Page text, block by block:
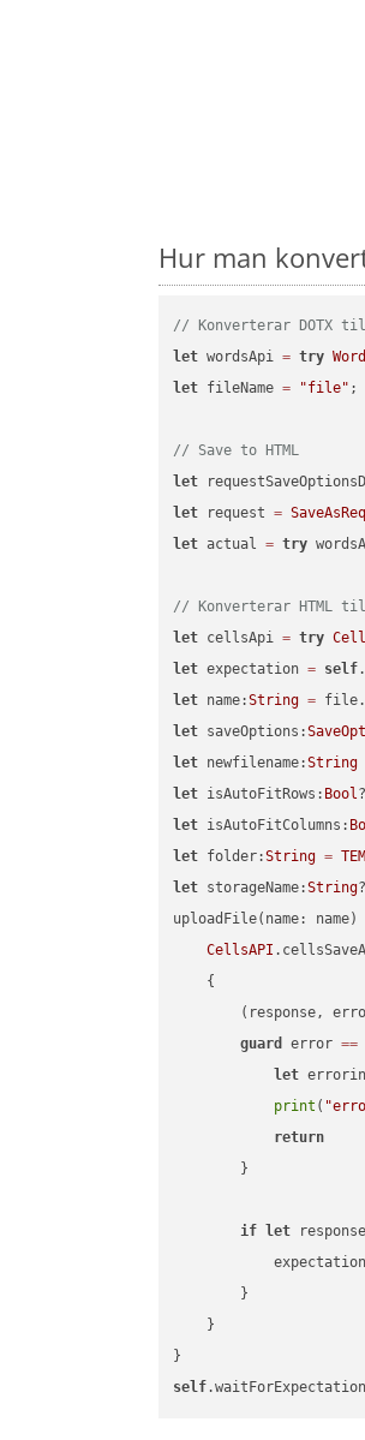
Hur man
// Konverterar DOTX
let wordsApi = try
let fileName = "file" ;
// Save to HTML
let
let request =
let actual = try
// Konverterar HTML
let cellsApi = try
let expectation = self
let name:String = file.
let saveOptions:
let newfilename:String
let isAutoFitRows: Bool
let isAutoFitColumns:
let folder:String =
let storageName:String
uploadFile(name: name)
CellsAPI
    {
(response,
guard
error ==
let
print (
return
        }
if let
        }
    }
self